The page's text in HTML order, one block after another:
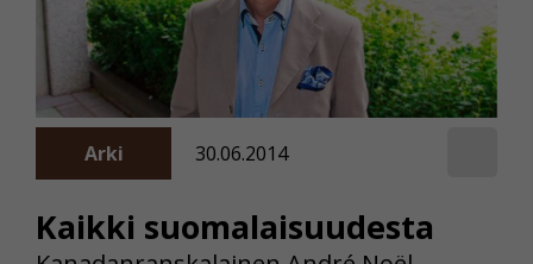
Kaikki suomalaisuudesta
Arki 30.06.2014